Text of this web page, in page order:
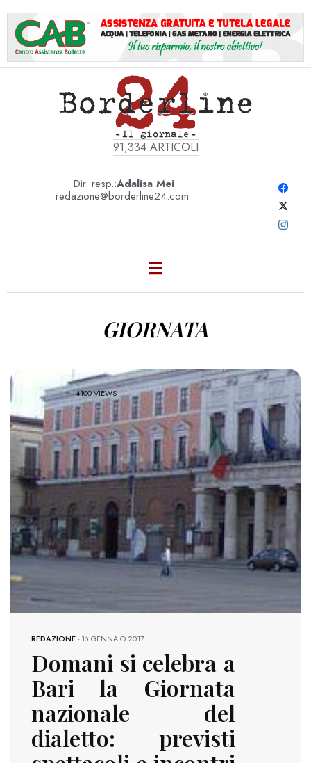
91,334ARTICOLI
Dir. resp.:Adalisa Mei
redazione@borderline24.com
GIORNATA
4100 VIEWS
REDAZIONE-16 GENNAIO 2017
Domani si celebra a
Bari la Giornata
nazionale del
dialetto: previsti